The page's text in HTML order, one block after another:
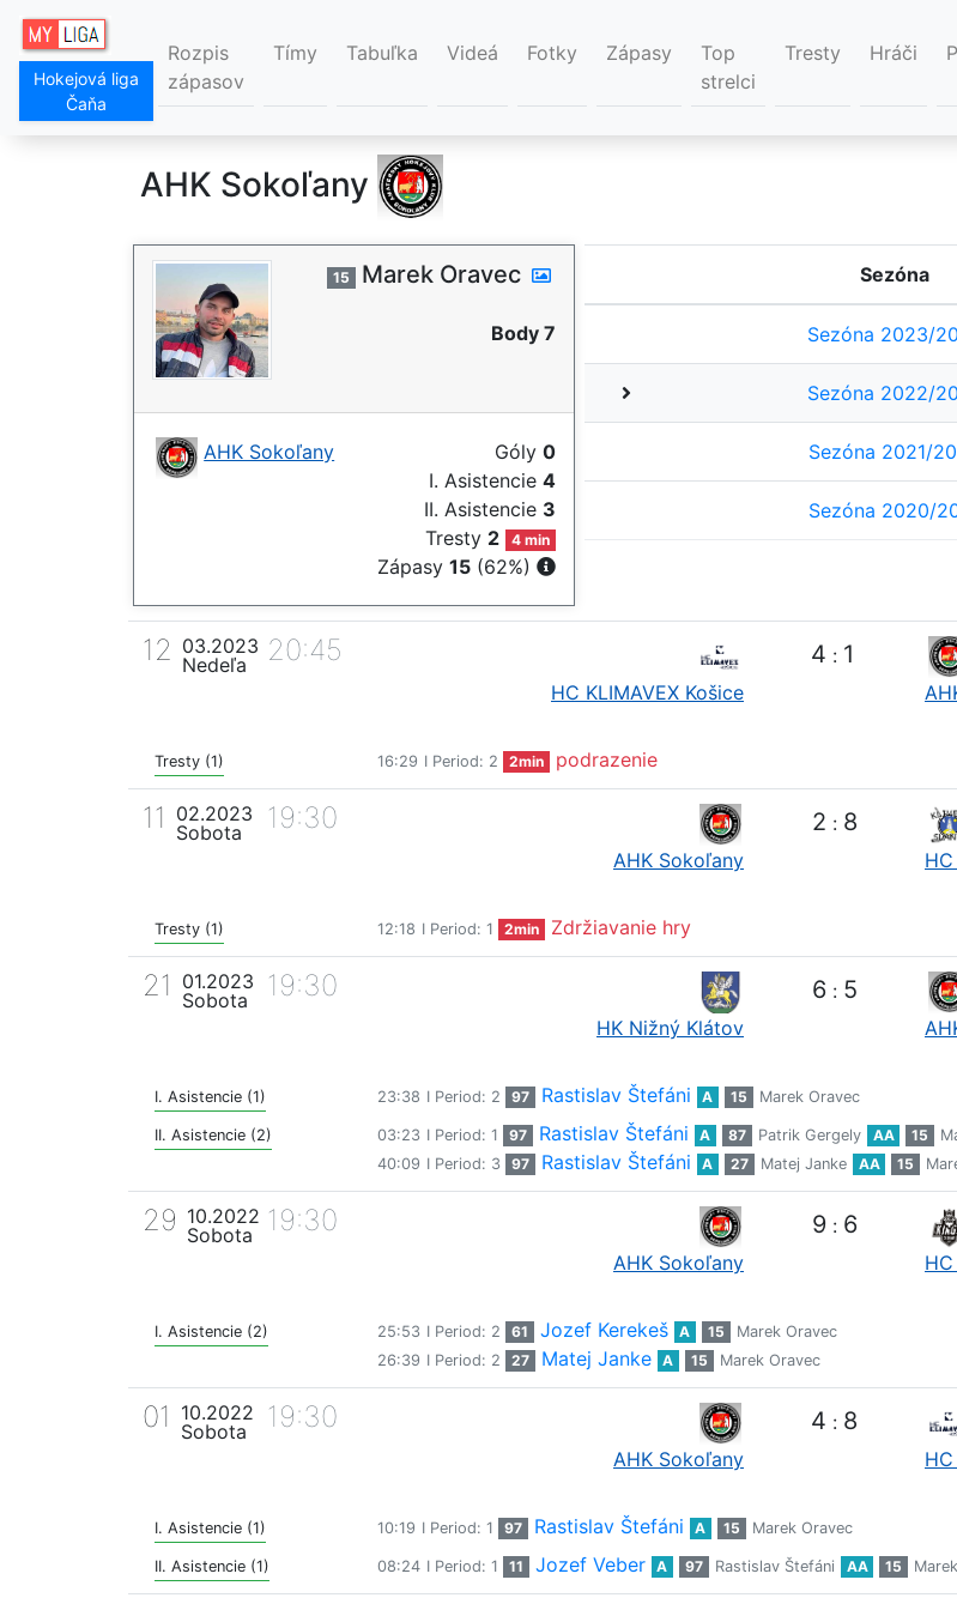
Hokejová liga
Čaňa
Rozpis
zápasov
Tímy Tabuľka Videá Fotky Zápasy
Top
strelci
Tresty Hráči
AHK Sokoľany
15 Marek Oravec
Body 7
AHK Sokoľany Góly 0
I. Asistencie 4
II. Asistencie 3
Tresty 2 4 min
Zápasy 15 (62%)
Sezóna
Sezóna 2023/
Sezóna 2022/
Sezóna 2021/
Sezóna 2020/
12 03.2023
Nedeľa
20:45
HC KLIMAVEX Košice
4 : 1
Tresty (1) 16:29 I Period: 2 2min podrazenie
11
02.2023
Sobota
19:30
AHK Sokoľany
2 : 8
Tresty (1) 12:18 I Period: 1 2min Zdržiavanie hry
21
01.2023
Sobota
19:30
HK Nižný Klátov
6 : 5
I. Asistencie (1) 23:38 I Period: 2 97 Rastislav Štefáni A 15 Marek Oravec
II. Asistencie (2) 03:23 I Period: 1 97 Rastislav Štefáni A 87 Patrik Gergely AA 15
40:09 I Period: 3 97 Rastislav Štefáni A 27 Matej Janke AA 15
29 10.2022
Sobota
19:30
AHK Sokoľany
9 : 6
I. Asistencie (2) 25:53 I Period: 2 61 Jozef Kerekeš A 15
Marek Oravec
26:39 I Period: 2 27 Matej Janke A 15 Marek Oravec
01
10.2022
Sobota
19:30
AHK Sokoľany
4 : 8
I. Asistencie (1) 10:19 I Period: 1 97 Rastislav Štefáni A 15 Marek Oravec
II. Asistencie (1) 08:24 I Period: 1 11 Jozef Veber A 97 Rastislav Štefáni AA 15